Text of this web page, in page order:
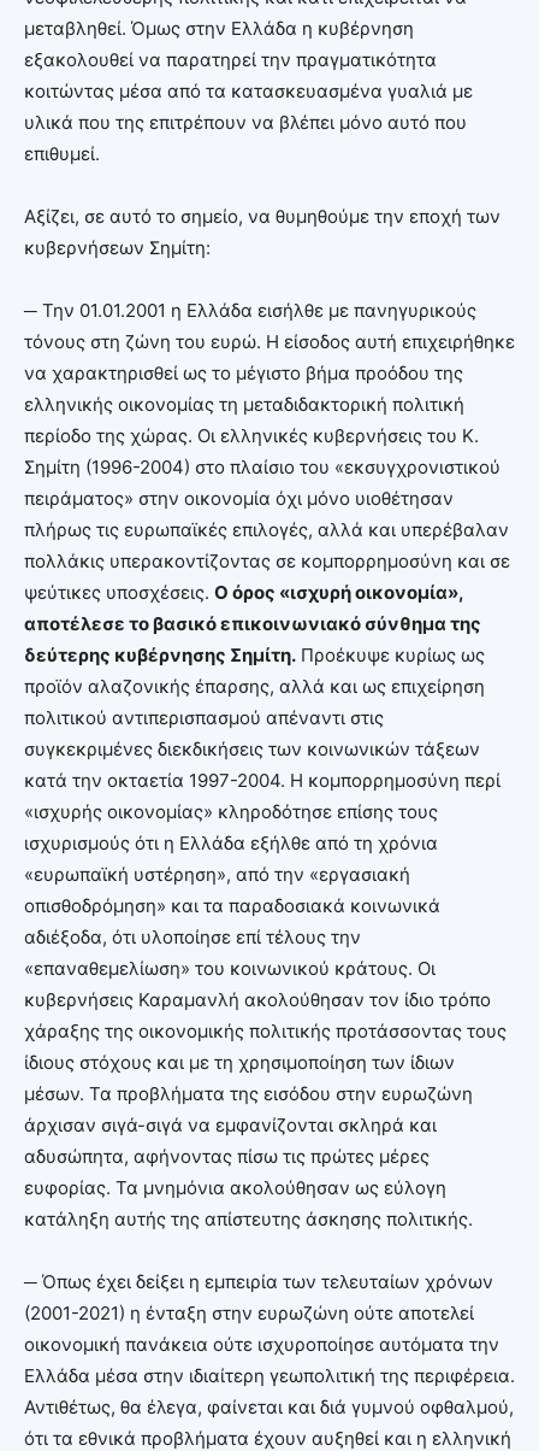
μεταβληθεί. Όμως στην Ελλάδα η κυβέρνηση
εξακολουθεί να παρατηρεί την πραγματικότητα
κοιτώντας μέσα από τα κατασκευασμένα γυαλιά με
υλικά που της επιτρέπουν να βλέπει μόνο αυτό που
επιθυμεί.
Αξίζει, σε αυτό το σημείο, να θυμηθούμε την εποχή των
κυβερνήσεων Σημίτη:
─ Την 01.01.2001 η Ελλάδα εισήλθε με πανηγυρικούς
τόνους στη ζώνη του ευρώ. Η είσοδος αυτή επιχειρήθηκε
να χαρακτηρισθεί ως το μέγιστο βήμα προόδου της
ελληνικής οικονομίας τη μεταδιδακτορική πολιτική
περίοδο της χώρας. Οι ελληνικές κυβερνήσεις του Κ.
Σημίτη (1996-2004) στο πλαίσιο του «εκσυγχρονιστικού
πειράματος» στην οικονομία όχι μόνο υιοθέτησαν
πλήρως τις ευρωπαϊκές επιλογές, αλλά και υπερέβαλαν
πολλάκις υπερακοντίζοντας σε κομπορρημοσύνη και σε
ψεύτικες υποσχέσεις. Ο όρος «ισχυρή οικονομία»,
αποτέλεσε το βασικό επικοινωνιακό σύνθημα της
δεύτερης κυβέρνησης Σημίτη. Προέκυψε κυρίως ως
προϊόν αλαζονικής έπαρσης, αλλά και ως επιχείρηση
πολιτικού αντιπερισπασμού απέναντι στις
συγκεκριμένες διεκδικήσεις των κοινωνικών τάξεων
κατά την οκταετία 1997-2004. Η κομπορρημοσύνη περί
«ισχυρής οικονομίας» κληροδότησε επίσης τους
ισχυρισμούς ότι η Ελλάδα εξήλθε από τη χρόνια
«ευρωπαϊκή υστέρηση», από την «εργασιακή
οπισθοδρόμηση» και τα παραδοσιακά κοινωνικά
αδιέξοδα, ότι υλοποίησε επί τέλους την
«επαναθεμελίωση» του κοινωνικού κράτους. Οι
κυβερνήσεις Καραμανλή ακολούθησαν τον ίδιο τρόπο
χάραξης της οικονομικής πολιτικής προτάσσοντας τους
ίδιους στόχους και με τη χρησιμοποίηση των ίδιων
μέσων. Τα προβλήματα της εισόδου στην ευρωζώνη
άρχισαν σιγά-σιγά να εμφανίζονται σκληρά και
αδυσώπητα, αφήνοντας πίσω τις πρώτες μέρες
ευφορίας. Τα μνημόνια ακολούθησαν ως εύλογη
κατάληξη αυτής της απίστευτης άσκησης πολιτικής.
─ Όπως έχει δείξει η εμπειρία των τελευταίων χρόνων
(2001-2021) η ένταξη στην ευρωζώνη ούτε αποτελεί
οικονομική πανάκεια ούτε ισχυροποίησε αυτόματα την
Ελλάδα μέσα στην ιδιαίτερη γεωπολιτική της περιφέρεια.
Αντιθέτως, θα έλεγα, φαίνεται και διά γυμνού οφθαλμού,
ότι τα εθνικά προβλήματα έχουν αυξηθεί και η ελληνική